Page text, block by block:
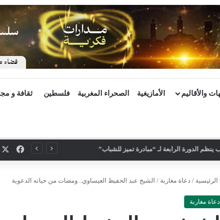
والأقاليم الأمازيغية الصحراء المغربية فلسطين ثقافة و
الدورة الرابعة لـ “مبادرة تميز للشباب”
الرئيسية / دعاة مغاربة / الشيخ عبد الحفيظ العيساوي.. ومضات من حياته الدعوية
دعاة مغاربة